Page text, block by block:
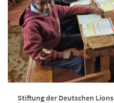
Stiftung der Deutschen Lions